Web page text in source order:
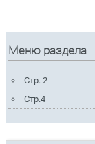
Меню раздела
Стр. 2
Стр.4